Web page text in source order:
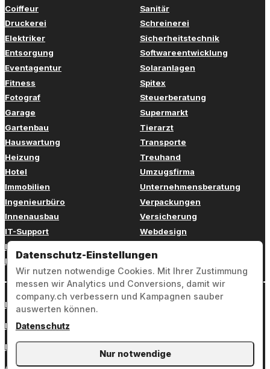
Coiffeur
Druckerei
Elektriker
Entsorgung
Eventagentur
Fitness
Fotograf
Garage
Gartenbau
Hauswartung
Heizung
Hotel
Immobilien
Ingenieurbüro
Innenausbau
IT-Support
Kinderbetreuung
Kosmetik
Sanitär
Schreinerei
Sicherheitstechnik
Softwareentwicklung
Solaranlagen
Spitex
Steuerberatung
Supermarkt
Tierarzt
Transporte
Treuhand
Umzugsfirma
Unternehmensberatung
Verpackungen
Versicherung
Webdesign
Zahnarzt
Login
Impressum
Datenschutz
Datenschutz-Einstellungen
Wir nutzen notwendige Cookies. Mit Ihrer Zustimmung
messen wir Analytics und Conversions, damit wir
company.ch verbessern und Kampagnen sauber
auswerten können.
Datenschutz
Nur notwendige